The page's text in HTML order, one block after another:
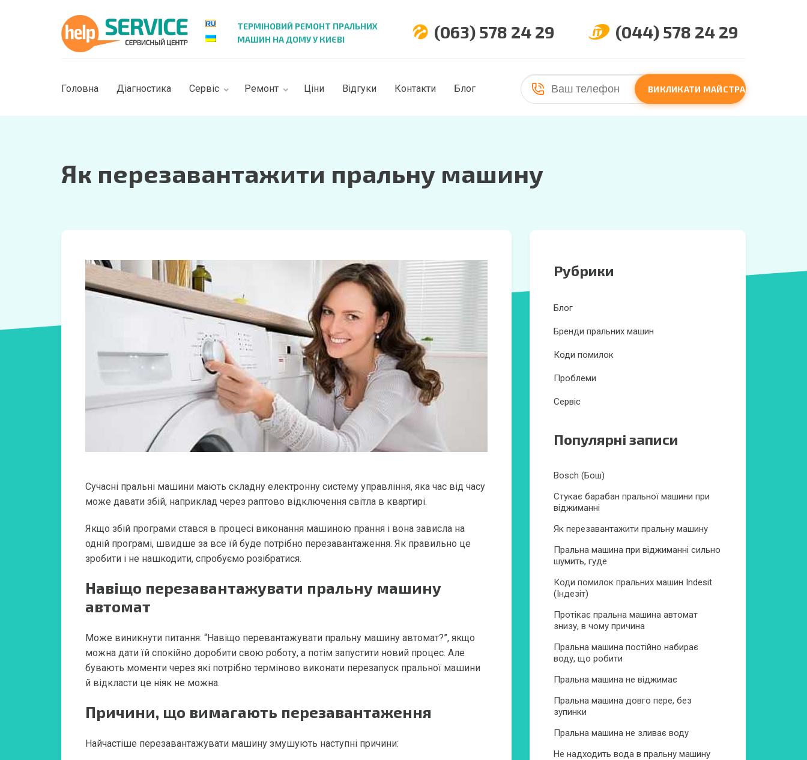
ТЕРМІНОВИЙ РЕМОНТ ПРАЛЬНИХ
МАШИН НА ДОМУ У КИЄВІ
(063) 578 24 29 (044) 578 24 29
Головна Діагностика Сервіс Ремонт Ціни Відгуки Контакти Блог ВИКЛИКАТИ МАЙСТРА
Як перезавантажити пральну машину
Сучасні пральні машини мають складну електронну систему управління, яка час від часу
може давати збій, наприклад через раптово відключення світла в квартирі.
Якщо збій програми стався в процесі виконання машиною прання і вона зависла на
одній програмі, швидше за все їй буде потрібно перезавантаження. Як правильно це
зробити і не нашкодити, спробуємо розібратися.
Навіщо перезавантажувати пральну машину
автомат
Може виникнути питання: “Навіщо перевантажувати пральну машину автомат?”, якщо
можна дати їй спокійно доробити свою роботу, а потім запустити новий процес. Але
бувають моменти через які потрібно терміново виконати перезапуск пральної машини
й відкласти це ніяк не можна.
Причини, що вимагають перезавантаження
Найчастіше перезавантажувати машину змушують наступні причини:
Рубрики
Блог
Бренди пральних машин
Коди помилок
Проблеми
Сервіс
Популярні записи
Bosch (Бош)
Стукає барабан пральної машини при
віджиманні
Як перезавантажити пральну машину
Пральна машина при віджиманні сильно
шумить, гуде
Коди помилок пральних машин Indesit
(Індезіт)
Протікає пральна машина автомат
знизу, в чому причина
Пральна машина постійно набирає
воду, що робити
Пральна машина не віджимає
Пральна машина довго пере, без
зупинки
Пральна машина не зливає воду
Не надходить вода в пральну машину